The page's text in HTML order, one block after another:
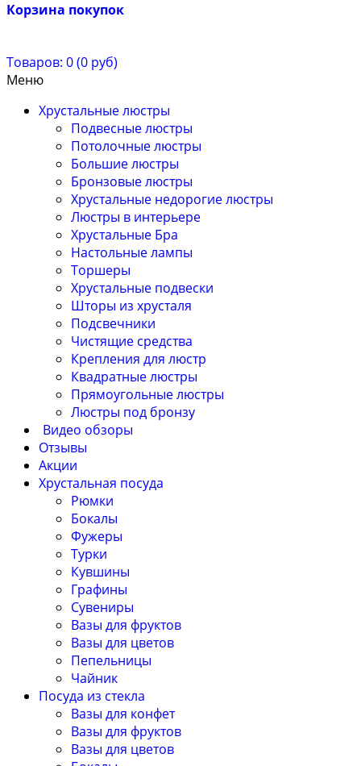
Корзина покупок
Товаров: 0 (0 руб)
Меню
Хрустальные люстры
Подвесные люстры
Потолочные люстры
Большие люстры
Бронзовые люстры
Хрустальные недорогие люстры
Люстры в интерьере
Хрустальные Бра
Настольные лампы
Торшеры
Хрустальные подвески
Шторы из хрусталя
Подсвечники
Чистящие средства
Крепления для люстр
Квадратные люстры
Прямоугольные люстры
Люстры под бронзу
Видео обзоры
Отзывы
Акции
Хрустальная посуда
Рюмки
Бокалы
Фужеры
Турки
Кувшины
Графины
Сувениры
Вазы для фруктов
Вазы для цветов
Пепельницы
Чайник
Посуда из стекла
Вазы для конфет
Вазы для фруктов
Вазы для цветов